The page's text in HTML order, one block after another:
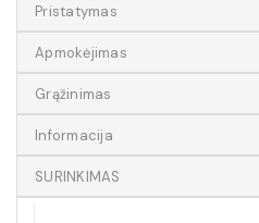
Pristatymas
Apmokėjimas
Grąžinimas
Informacija
SURINKIMAS